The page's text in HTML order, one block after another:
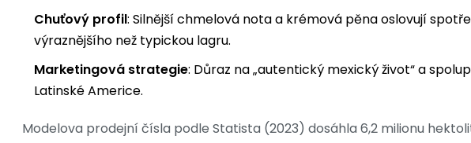
Chuťový profil: Silnější chmelová nota a krémová pěna oslovují
výraznějšího než typickou lagru.
Marketingová strategie: Důraz na „autentický mexický život“ a
Latinské Americe.
Modelova prodejní čísla podle Statista (2023) dosáhla 6,2 milionu